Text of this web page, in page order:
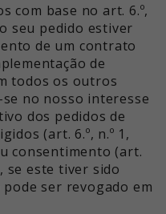
com base no art. 6.º,
seu pedido estiver
de um contrato
de
todos os outros
no nosso interesse
dos pedidos de
(art. 6.º, n.º 1,
consentimento (art.
se este tiver sido
ser revogado em